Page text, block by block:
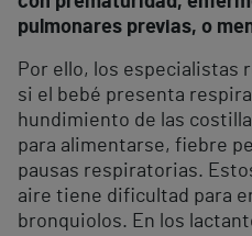
pulmonares previas, o
Por ello, los especialistas
si el bebé presenta
hundimiento de las
para alimentarse, fiebre
pausas respiratorias.
aire tiene dificultad para
bronquiolos. En los